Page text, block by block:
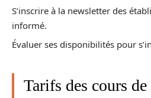
S’inscrire à la newsletter des
informé.
Évaluer ses disponibilités pour
Tarifs des cours